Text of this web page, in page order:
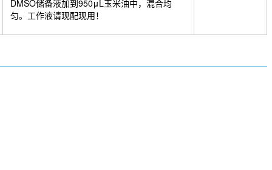
DMSO储备液加到950μL玉米油中，混合均
匀。工作液请现配现用！